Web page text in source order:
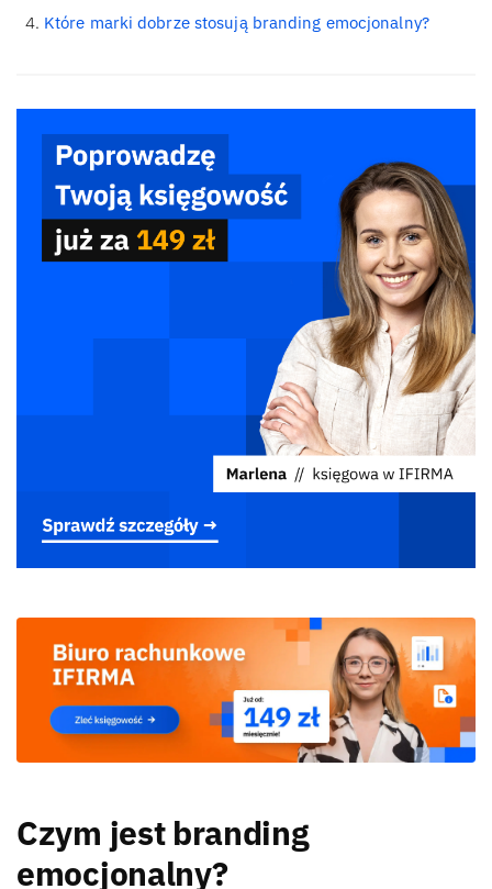
Które marki dobrze stosują branding emocjonalny?
Czym jest branding
emocjonalny?